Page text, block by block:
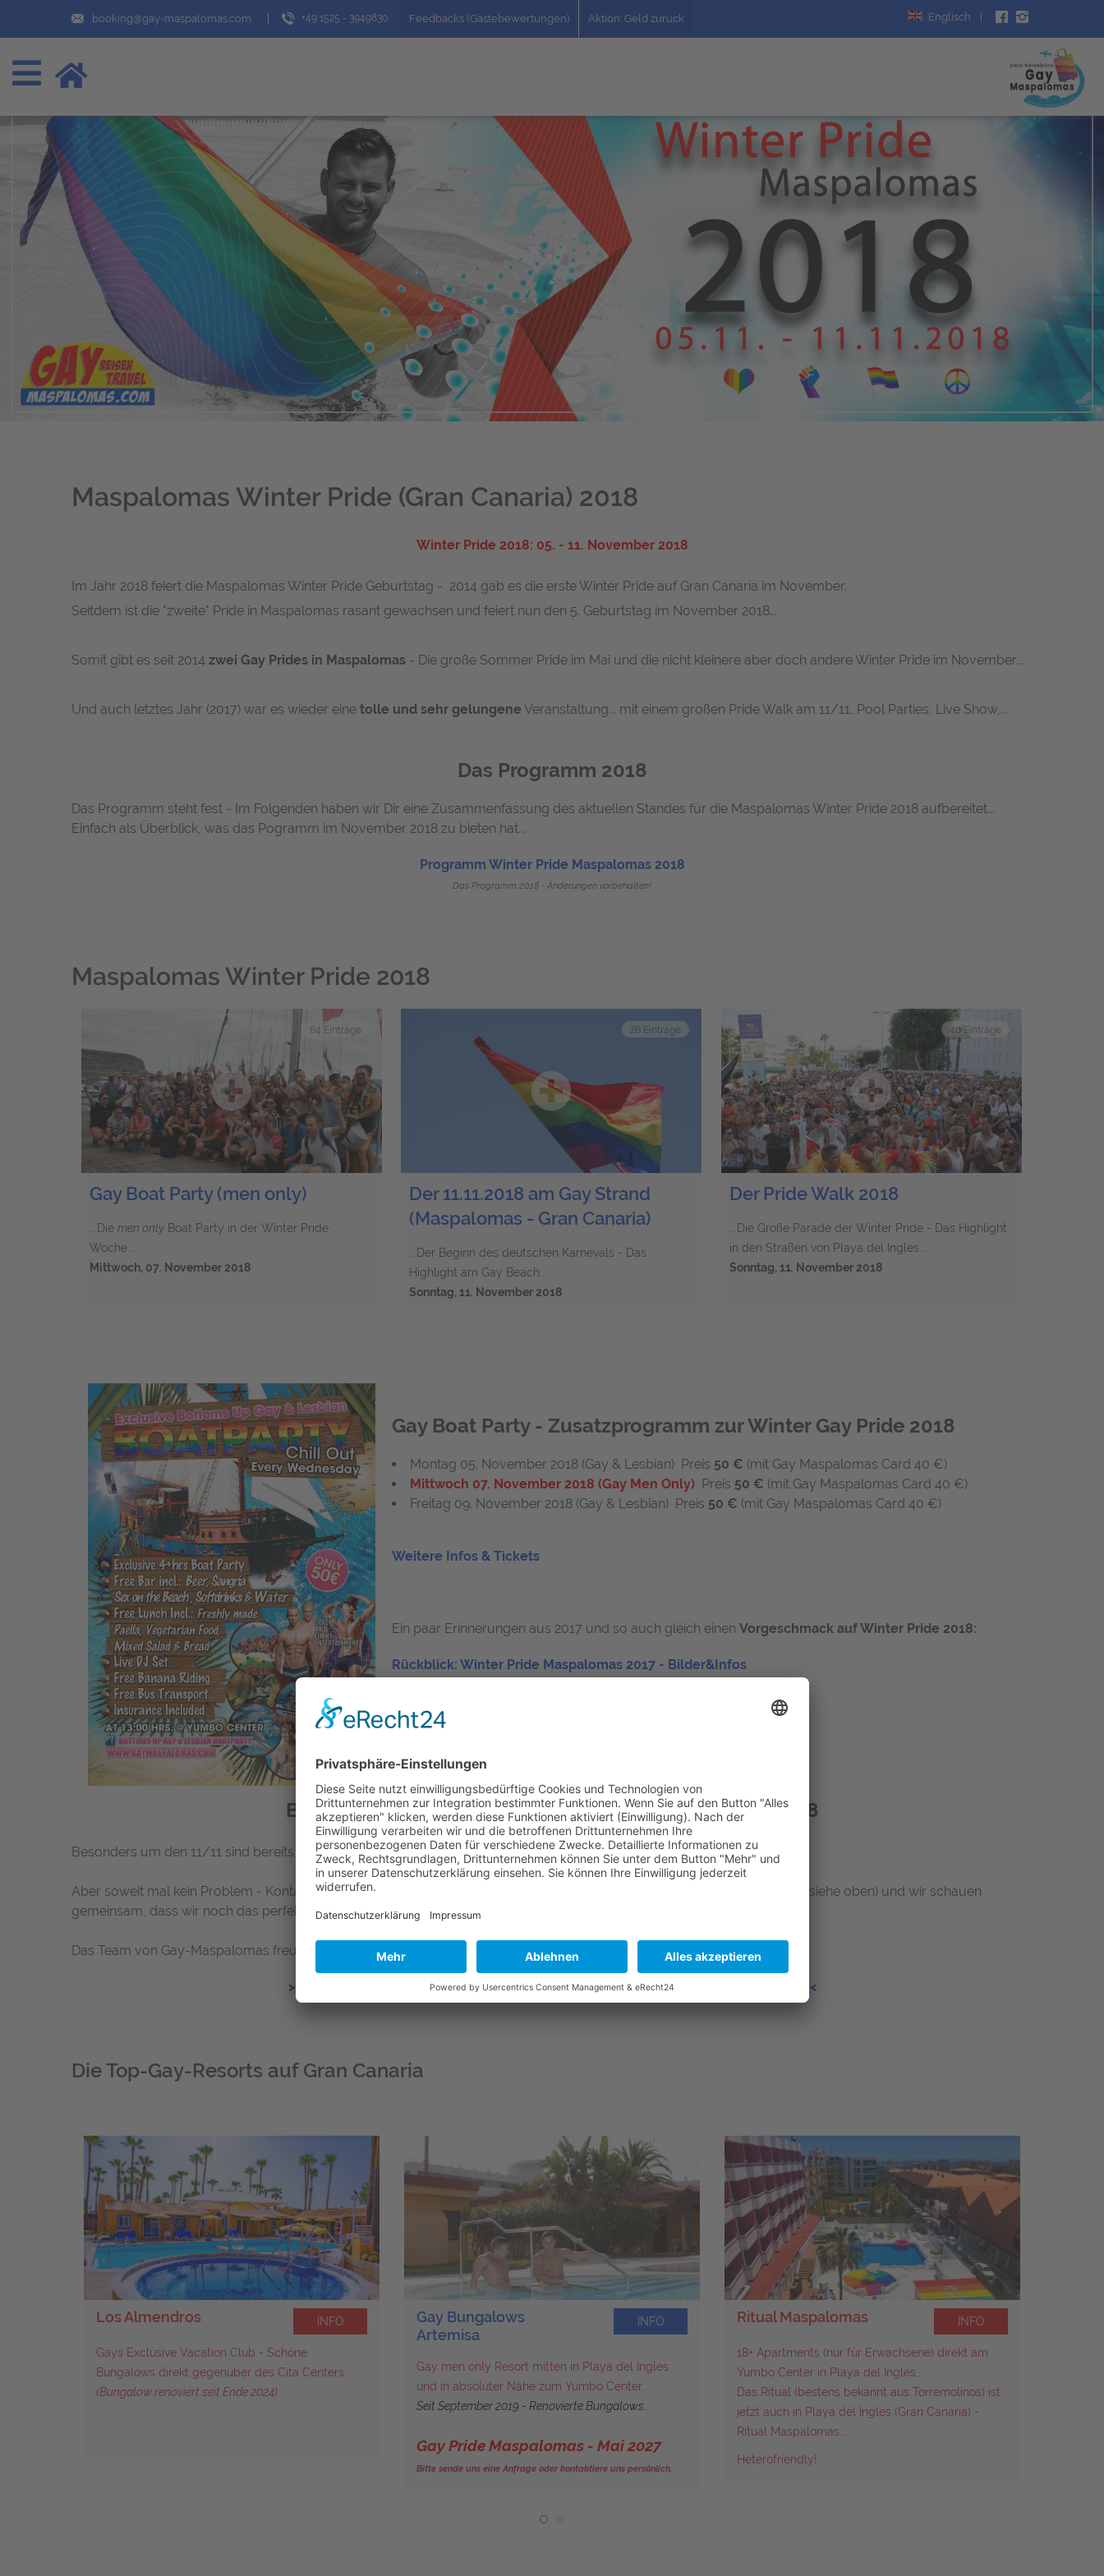
booking@gay-maspalomas.com +49 1525 - 3949830 Feedbacks (Gästebewertungen) Aktion: Geld zurück Englisch
Maspalomas Winter Pride (Gran Canaria) 2018
Winter Pride 2018: 05. - 11. November 2018
Im Jahr 2018 feiert die Maspalomas Winter Pride Geburtstag - 2014 gab es die erste Winter Pride auf Gran Canaria im November.
Seitdem ist die "zweite" Pride in Maspalomas rasant gewachsen und feiert nun den 5. Geburtstag im November 2018...
Somit gibt es seit 2014 zwei Gay Prides in Maspalomas - Die große Sommer Pride im Mai und die nicht kleinere aber doch andereWinter Pride im November...
Und auch letztes Jahr (2017) war es wieder eine tolle und sehr gelungene Veranstaltung... mit einem großen Pride Walk am 11/11, Pool Parties, Live Show,...
Das Programm 2018
Das Programm steht fest - Im Folgenden haben wir Dir eine Zusammenfassung des aktuellen Standes für die Maspalomas Winter Pride 2018 aufbereitet...
Einfach als Überblick, was das Pogramm im November 2018 zu bieten hat...
Programm Winter Pride Maspalomas 2018
Das Programm 2018 - Änderungen vorbehalten!
Maspalomas Winter Pride 2018
64 Einträge
Gay Boat Party (men only)
...Die men onlyBoat Party in der Winter Pride
Woche...
Mittwoch, 07. November 2018
26 Einträge
Der 11.11.2018 am Gay Strand
(Maspalomas - Gran Canaria)
...Der Beginn des deutschen Karnevals - Das
Highlight am Gay Beach...
Sonntag, 11. November 2018
40 Einträge
Der Pride Walk 2018
...Die Große Parade der Winter Pride - Das Highlight
in den Straßen von Playa del Ingles...
Sonntag, 11. November 2018
Gay Boat Party - Zusatzprogramm zur Winter Gay Pride 2018
Montag 05. November 2018 (Gay & Lesbian) Preis 50 € (mit Gay Maspalomas Card 40 €)
Mittwoch 07. November 2018 (Gay Men Only) Preis 50 € (mit Gay Maspalomas Card 40 €)
Freitag 09. November 2018 (Gay & Lesbian) Preis 50 € (mit Gay Maspalomas Card 40 €)
Weitere Infos & Tickets
Ein paar Erinnerungen aus 2017 und so auch gleich einen Vorgeschmack auf Winter Pride 2018:
Rückblick: Winter Pride Maspalomas 2017 - Bilder&Infos
Buche Deinen Urlaub zur Maspalomas Winter Pride 2018
Besonders um den 11/11 sind bereits viele der beliebten Gay Resorts und Hotels rund um das Yumbo Centerausgebucht
Aber soweit mal kein Problem - Kontaktiere einfach und direkt das Team von Gay- Maspalomas (per E-Mail oder Telefon - siehe oben) und wir schauen
gemeinsam, dass wir noch das perfekte Angebot für Dich zusammenstellen können.
Das Team von Gay-Maspalomas freut sich von Dir zu hören...
>>> Angebote und Buchungsportal Playa del Ingles/Maspalomas (Gran Canaria) <<<
Die Top-Gay-Resorts auf Gran Canaria
Los Almendros INFO
Gays Exclusive Vacation Club - Schöne
Bungalows direkt gegenüber des Cita Centers...
(Bungalow renoviert seit Ende 2024)
Gay Bungalows
Artemisa
INFO
Gay men only Resort mitten in Playa del Ingles
und in absoluter Nähe zum Yumbo Center...
Seit September 2019 - Renovierte Bungalows...
Gay Pride Maspalomas - Mai 2027
Bitte sende uns eine Anfrage oder kontaktiere uns persönlich.
Ritual Maspalomas INFO
18+ Apartments (nur für Erwachsene) direkt am
Yumbo Center in Playa del Ingles...
Das Ritual (bestens bekannt aus Torremolinos) ist
jetzt auch in Playa del Ingles (Gran Canaria) -
Ritual Maspalomas...
Heterofriendly!